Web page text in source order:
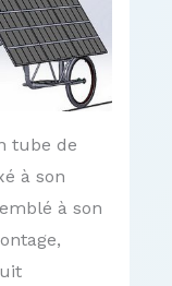
tube de
à son
à son